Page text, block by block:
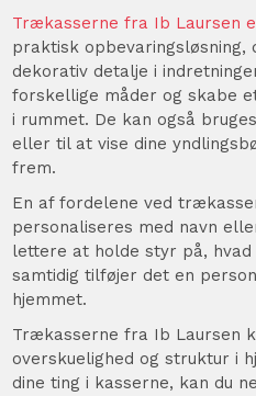
Trækasserne fra Ib Laursen
praktisk opbevaringsløsning,
dekorativ detalje i
forskellige måder og skabe
i rummet. De kan også
eller til at vise dine
frem.
En af fordelene ved
personaliseres med navn
lettere at holde styr på, hvad
samtidig tilføjer det en
hjemmet.
Trækasserne fra Ib Laursen
overskuelighed og struktur i
dine ting i kasserne, kan du